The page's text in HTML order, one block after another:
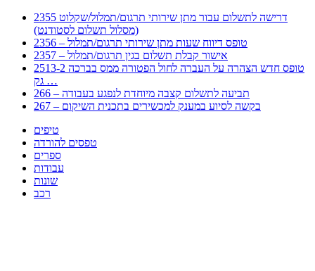
2355 דרישה לתשלום עבור מתן שירותי תרגום/תמלול/שקלוט
(מסלול תשלום לסטודנט)
2356 – טופס דיווח שעות מתן שירותי תרגום/תמלול
2357 – אישור קבלת תשלום בגין תרגום/תמלול
2513-2 טופס חדש הצהרה על העברה לחול הפטורה ממס בברכה
גק …
266 – תביעה לתשלום קצבה מיוחדת לנפגע בעבודה
267 – בקשה לסיוע במענק למכשירים בתכנית השיקום
טיפים
טפסים להורדה
ספרים
עבודות
שונות
רכב